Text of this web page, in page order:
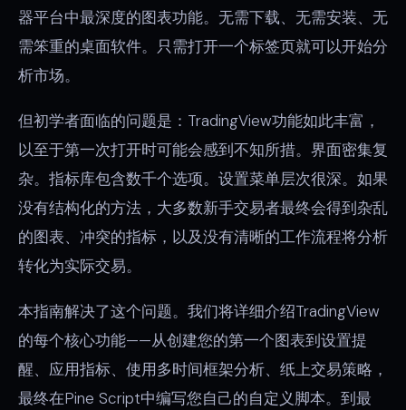
器平台中最深度的图表功能。无需下载、无需安装、无
需笨重的桌面软件。只需打开一个标签页就可以开始分
析市场。
但初学者面临的问题是：TradingView功能如此丰富，
以至于第一次打开时可能会感到不知所措。界面密集复
杂。指标库包含数千个选项。设置菜单层次很深。如果
没有结构化的方法，大多数新手交易者最终会得到杂乱
的图表、冲突的指标，以及没有清晰的工作流程将分析
转化为实际交易。
本指南解决了这个问题。我们将详细介绍TradingView
的每个核心功能——从创建您的第一个图表到设置提
醒、应用指标、使用多时间框架分析、纸上交易策略，
最终在Pine Script中编写您自己的自定义脚本。到最